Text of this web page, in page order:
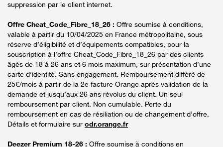
suppression par le client internet.
Offre Cheat_Code_Fibre_18_26 : Offre soumise à conditions,
valable à partir du 10/04/2025 en France métropolitaine, sous
réserve d’éligibilité et d’équipements compatibles, pour la
souscription à l’offre Cheat_Code_Fibre_18_26 par des clients
âgés de 18 à 26 ans et 6 mois maximum, sur présentation d’une
carte d’identité. Sans engagement. Remboursement différé de
25€/mois à partir de la 2e facture Orange après validation de la
demande et jusqu’aux 26 ans révolus du client. Un seul
remboursement par client. Non cumulable. Perte du
remboursement en cas de résiliation ou de changement d’offre.
Détails et formulaire sur odr.orange.fr
Deezer Premium 18-26 : Offre soumise à conditions en